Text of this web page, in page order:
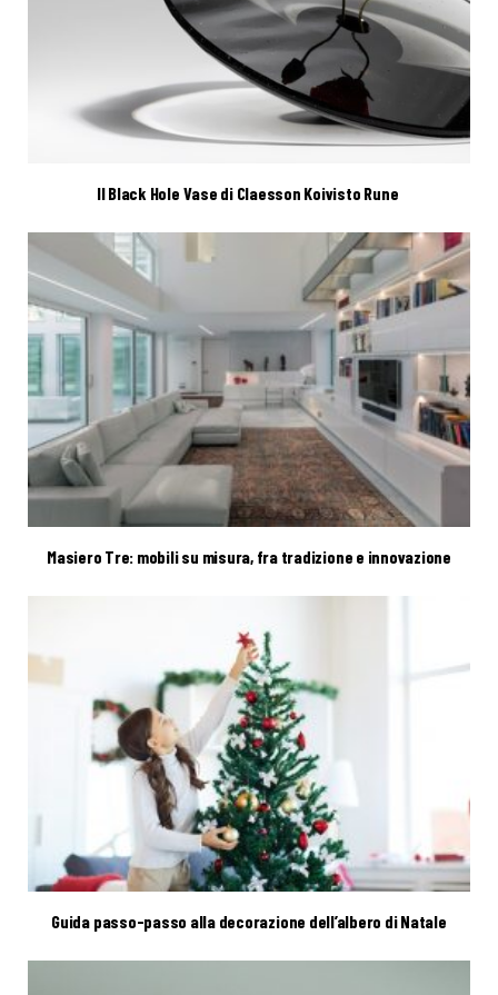
Il Black Hole Vase di Claesson Koivisto Rune
Masiero Tre: mobili su misura, fra tradizione e innovazione
Guida passo-passo alla decorazione dell’albero di Natale